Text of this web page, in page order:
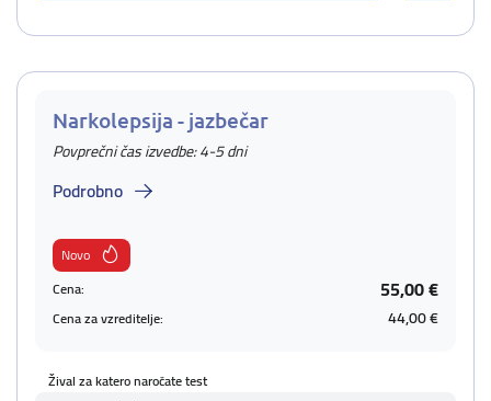
Narkolepsija - jazbečar
Povprečni čas izvedbe: 4-5 dni
Podrobno
Novo
Cena:
55,00 €
Cena za vzreditelje: 44,00 €
Žival za katero naročate test